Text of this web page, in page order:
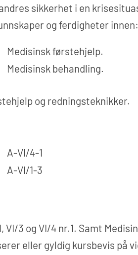
sikkerhet i en
og ferdigheter innen:
Medisinsk førstehjelp.
Medisinsk behandling.
og redningsteknikker.
A-VI/4-1
A-VI/1-3
3 og VI/4 nr.1. Samt
eller gyldig kursbevis på